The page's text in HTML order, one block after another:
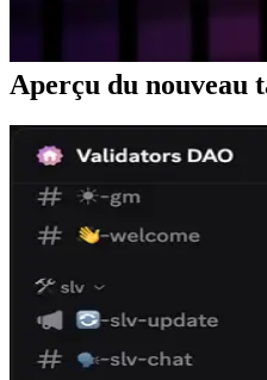
systèmes sensibles à la latence
Aperçu du nouveau